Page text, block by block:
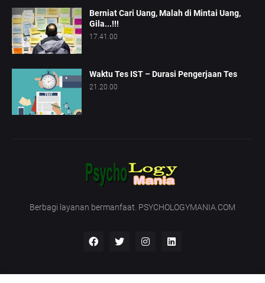
Berniat Cari Uang, Malah di Mintai Uang,
Gila...!!!
17.41.00
Waktu Tes IST – Durasi Pengerjaan Tes
21.20.00
Berbagi layanan bermanfaat. PSYCHOLOGYMANIA.COM